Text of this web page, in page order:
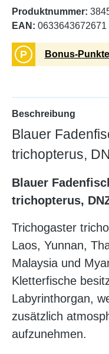
Produktnummer:
EAN: 0633643672671
P Bonus-
Beschreibung
Blauer
trichopterus,
Blauer
trichopterus,
Trichogaster
Laos, Yunnan,
Malaysia und
Kletterfische
Labyrinthorgan,
zusätzlich
aufzunehmen.